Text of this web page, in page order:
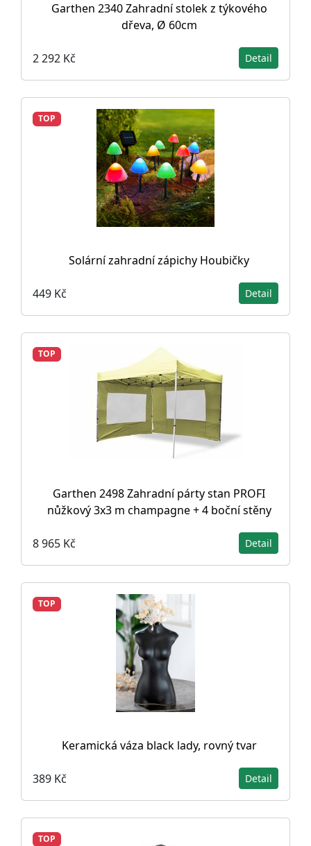
Garthen 2340 Zahradní stolek z týkového
dřeva, Ø 60cm
2 292 Kč Detail
TOP
Solární zahradní zápichy Houbičky
449 Kč Detail
TOP
Garthen 2498 Zahradní párty stan PROFI
nůžkový 3x3 m champagne + 4 boční stěny
8 965 Kč Detail
TOP
Keramická váza black lady, rovný tvar
389 Kč Detail
TOP